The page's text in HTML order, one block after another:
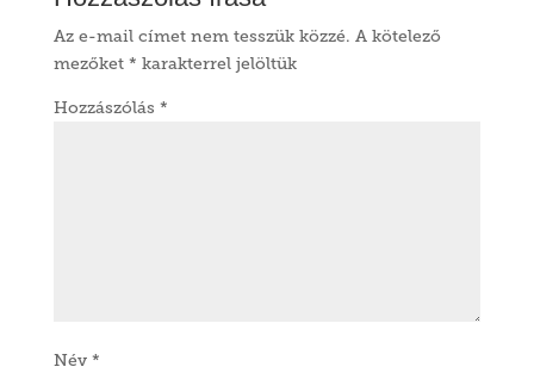
Az e-mail címet nem tesszük közzé. A kötelező
mezőket * karakterrel jelöltük
Hozzászólás *
Név *